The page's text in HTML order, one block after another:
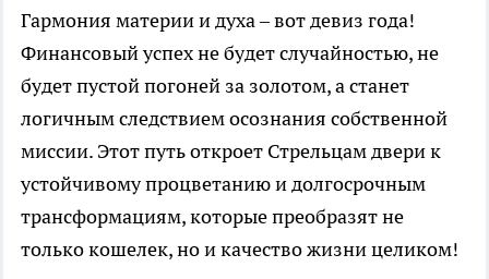
Гармония материи и духа – вот девиз года!
Финансовый успех не будет случайностью, не
будет пустой погоней за золотом, а станет
логичным следствием осознания собственной
миссии. Этот путь откроет Стрельцам двери к
устойчивому процветанию и долгосрочным
трансформациям, которые преобразят не
только кошелек, но и качество жизни целиком!